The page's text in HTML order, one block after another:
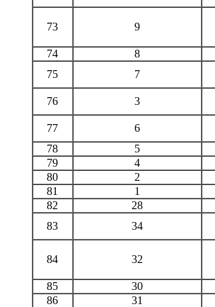
73 9
74 8
75
7
76 3
77 6
78
5
79
4
80
2
81
1
82
28
83
34
84 32
85 30
86
31